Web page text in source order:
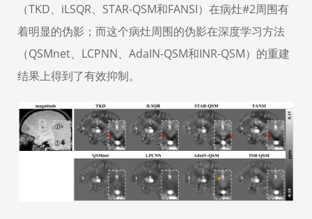
（TKD、 iLSQR、 STAR-QSM和FANSI）在病灶#2周围有
着明显的伪影；而这个病灶周围的伪影在深度学习方法
（QSMnet、 LCPNN、 AdaIN-QSM和INR-QSM）的重建
结果上得到了有效抑制。